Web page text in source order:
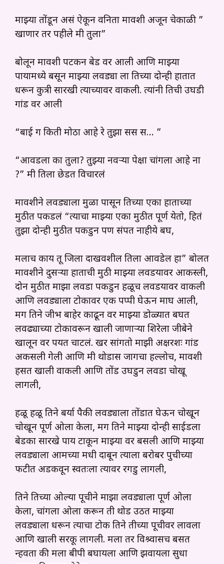
माझ्या तोंडून असं ऐकून वनिता मावशी अजून चेकाळी ”
खाणार तर पहीले मी तुला”
बोलून मावशी पटकन बेड वर आली आणि माझ्या
पायामध्ये बसून माझ्या लवड्या ला तिच्या दोन्ही हातात
धरून कुत्री सारखी त्याच्यावर वाकली. त्यांनी तिची उघडी
गांड वर आली
“बाई ग किती मोठा आहे रे तुझा सस स… ”
“आवडला का तुला? तुझ्या नवऱ्या पेक्षा चांगला आहे ना
?” मी तिला छेडत विचारलं
मावशीने लवड्याला मुळा पासून तिच्या एका हाताच्या
मुठीत पकडलं “त्याचा माझ्या एका मुठीत पूर्ण येतो, हितं
तुझा दोन्ही मुठीत पकडुन पण संपत नाहीये बघ,
मलाच काय तू जिला दाखवशील तिला आवडेल हा” बोलत
मावशीने दुसऱ्या हाताची मुठी माझ्या लवडयावर आकस्ली,
दोन मुठीत माझा लवडा पकडुन हळूच लवडयावर वाकली
आणि लवड्याला टोकावर एक पप्पी घेऊन माघ आली,
मग तिने जीभ बाहेर काढून वर माझ्या डोळ्यात बघत
लवढ्याच्या टोकावरून खाली जाणाऱ्या शिरेला जीबेने
खालून वर पर्यंत चाटलं. खर सांगतो माझी अक्षरशः गांड
अकसली गेली आणि मी थोडास जागचा हल्लोच, मावशी
हसत खाली वाकली आणि तोंड उघडुन लवडा चोखू
लागली,
हळू हळू तिने बर्या पैकी लवड्याला तोंडात घेऊन चोखून
चोखून पूर्ण ओला केला, मग तिने माझ्या दोन्ही साईडला
बेडका सारखे पाय टाकून माझ्या वर बसली आणि माझ्या
लवड्याला आमच्या मधी दाबून त्याला बरोबर पुचीच्या
फटीत अडकवून स्वतःला त्यावर रगडु लागली,
तिने तिच्या ओल्या पूचीने माझा लवड्याला पूर्ण ओला
केला, चांगला ओला करून ती थोड उठत माझ्या
लवड्याला धरून त्याचा टोक तिने तीच्या पूचीवर लावला
आणि खाली सरकू लागली. मला तर विश्र्वासच बसत
न्हवता की मला बीपी बघायला आणि झवायला सुधा